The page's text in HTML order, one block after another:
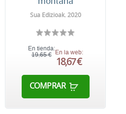
Sua Edizioak. 2020
En tienda:
19,65 € En la web:
18,67 €
COMPRAR